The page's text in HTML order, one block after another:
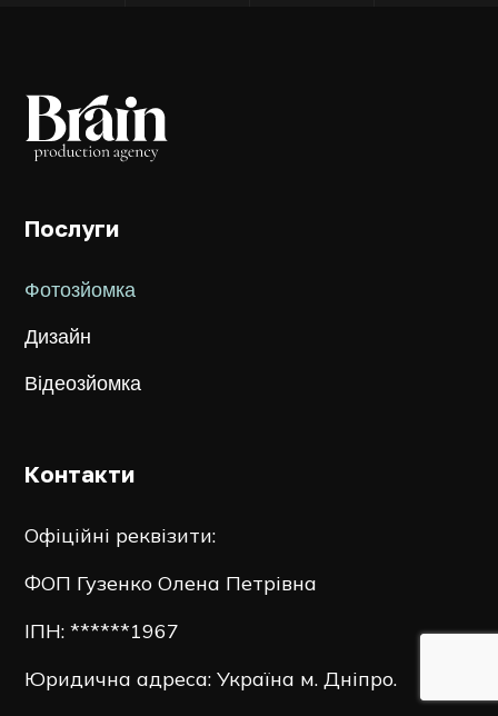
Послуги
Фотозйомка
Дизайн
Відеозйомка
Контакти
Офіційні реквізити:
ФОП Гузенко Олена Петрівна
ІПН: ******1967
Юридична адреса: Україна м. Дніпро.